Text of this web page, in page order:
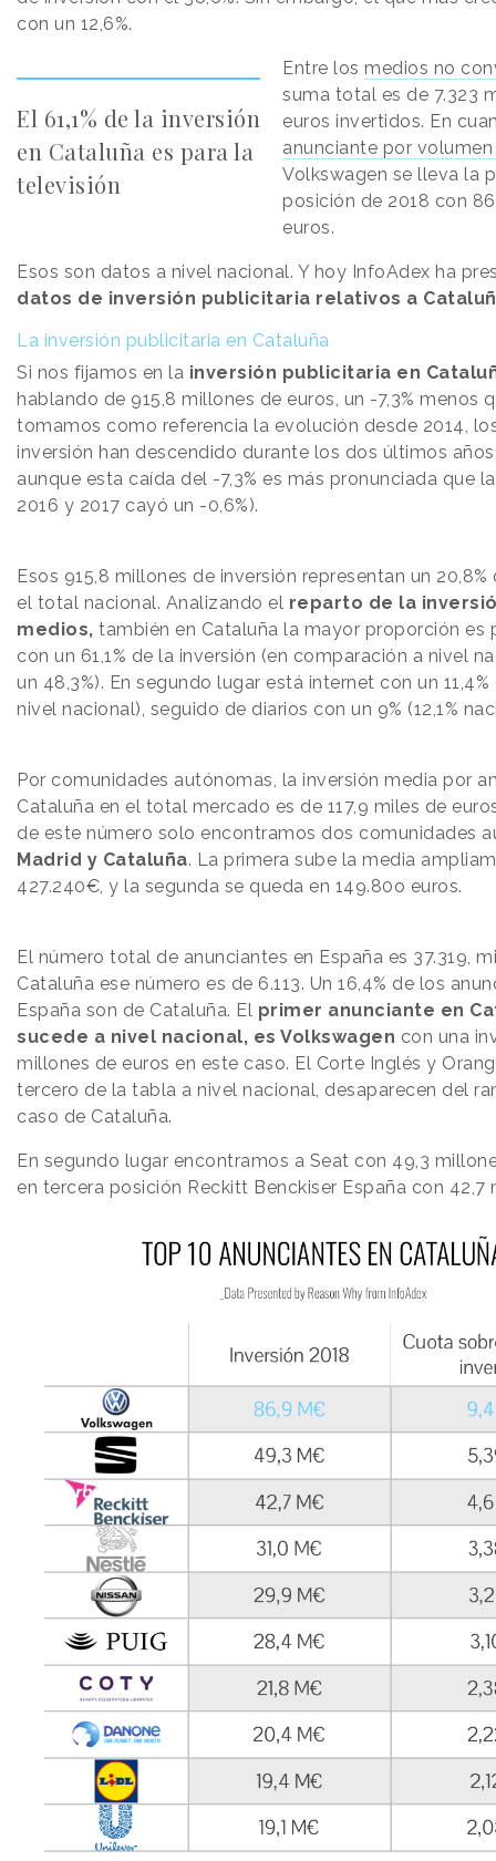
con un 12,6%.
El 61,1% de la inversión
en Cataluña es para la
televisión
Entre los medios no
suma total es de 7.323
euros invertidos. En
anunciante por
Volkswagen se lleva la
posición de 2018 con
euros.
Esos son datos a nivel nacional. Y hoy InfoAdex ha
datos de inversión publicitaria relativos a
La inversión publicitaria en Cataluña
Si nos fijamos en la inversión publicitaria en
hablando de 915,8 millones de euros, un -7,3% menos
tomamos como referencia la evolución desde 2014,
inversión han descendido durante los dos últimos
aunque esta caída del -7,3% es más pronunciada que
2016 y 2017 cayó un -0,6%).
Esos 915,8 millones de inversión representan un
el total nacional. Analizando el reparto de la
medios, también en Cataluña la mayor proporción es
con un 61,1% de la inversión (en comparación a nivel
un 48,3%). En segundo lugar está internet con un 11,4%
nivel nacional), seguido de diarios con un 9% (12,1%
Por comunidades autónomas, la inversión media por
Cataluña en el total mercado es de 117,9 miles de
de este número solo encontramos dos comunidades
Madrid y Cataluña. La primera sube la media
427.240€, y la segunda se queda en 149.80o euros.
El número total de anunciantes en España es 37.319,
Cataluña ese número es de 6.113. Un 16,4% de los
España son de Cataluña. El primer anunciante en
sucede a nivel nacional, es Volkswagen con una
millones de euros en este caso. El Corte Inglés y
tercero de la tabla a nivel nacional, desaparecen del
caso de Cataluña.
En segundo lugar encontramos a Seat con 49,3
en tercera posición Reckitt Benckiser España con 42,7